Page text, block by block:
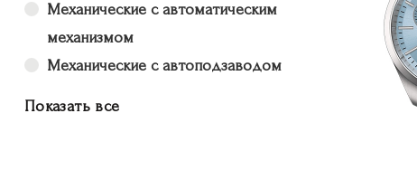
Механические с автоматическим
механизмом
Механические с автоподзаводом
Показать все